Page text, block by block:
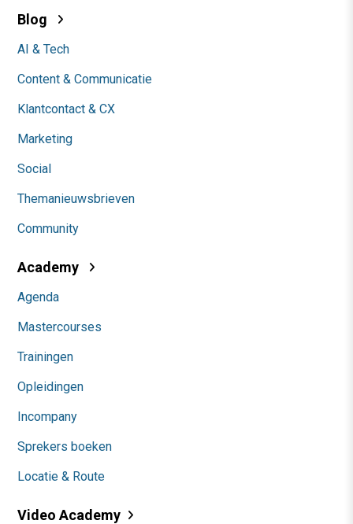
Blog
AI & Tech
Content & Communicatie
Klantcontact & CX
Marketing
Social
Themanieuwsbrieven
Community
Academy
Agenda
Mastercourses
Trainingen
Opleidingen
Incompany
Sprekers boeken
Locatie & Route
Video Academy